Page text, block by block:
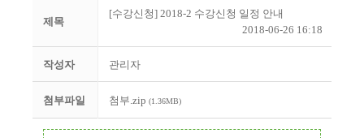
제목
[수강신청] 2018-2 수강신청 일정 안내
2018-06-26 16:18
작성자 관리자
첨부파일 첨부.zip (1.36MB)